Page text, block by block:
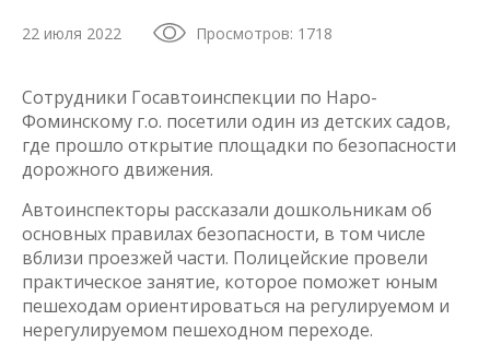
22 июля 2022 Просмотров: 1718
Сотрудники Госавтоинспекции по Наро-
Фоминскому г.о. посетили один из детских садов,
где прошло открытие площадки по безопасности
дорожного движения.
Автоинспекторы рассказали дошкольникам об
основных правилах безопасности, в том числе
вблизи проезжей части. Полицейские провели
практическое занятие, которое поможет юным
пешеходам ориентироваться на регулируемом и
нерегулируемом пешеходном переходе.